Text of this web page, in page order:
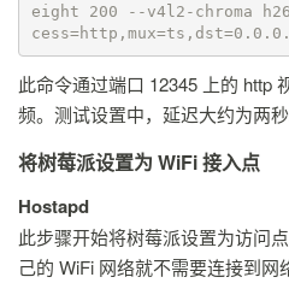
eight 200 --v4l2-chroma
此命令通过端口 12345 上的 http
频。测试设置中，延迟大约为两秒
将树莓派设置为 WiFi 接入点
Hostapd
此步骤开始将树莓派设置为访问
己的 WiFi 网络就不需要连接到